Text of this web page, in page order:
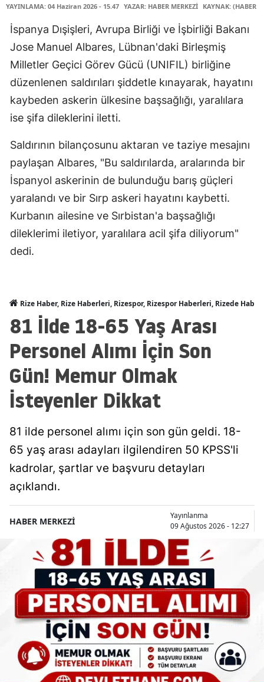
YAYINLAMA: 04 Haziran 2026 - 15.47 YAZAR: HABER MERKEZİ KAYNAK: (HABER
İspanya Dışişleri, Avrupa Birliği ve İşbirliği Bakanı
Jose Manuel Albares, Lübnan'daki Birleşmiş
Milletler Geçici Görev Gücü (UNIFIL) birliğine
düzenlenen saldırıları şiddetle kınayarak, hayatını
kaybeden askerin ülkesine başsağlığı, yaralılara
ise şifa dileklerini iletti.
Saldırının bilançosunu aktaran ve taziye mesajını
paylaşan Albares, "Bu saldırılarda, aralarında bir
İspanyol askerinin de bulunduğu barış güçleri
yaralandı ve bir Sırp askeri hayatını kaybetti.
Kurbanın ailesine ve Sırbistan'a başsağlığı
dileklerimi iletiyor, yaralılara acil şifa diliyorum"
dedi.
Rize Haber, Rize Haberleri, Rizespor, Rizespor Haberleri, Rizede
81 İlde 18-65 Yaş Arası
Personel Alımı İçin Son
Gün! Memur Olmak
İsteyenler Dikkat
81 ilde personel alımı için son gün geldi. 18-
65 yaş arası adayları ilgilendiren 50 KPSS'li
kadrolar, şartlar ve başvuru detayları
açıklandı.
HABER MERKEZİ
Yayınlanma
09 Ağustos 2026 - 12:27